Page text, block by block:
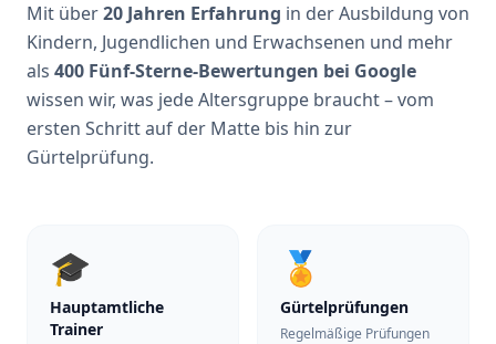
Mit über20 Jahren Erfahrung in der Ausbildung von
Kindern, Jugendlichen und Erwachsenen und mehr
als 400 Fünf-Sterne-Bewertungen bei Google
wissen wir, was jede Altersgruppe braucht – vom
ersten Schritt auf der Matte bis hin zur
Gürtelprüfung.
🎓
Hauptamtliche
Trainer
🏅
Gürtelprüfungen
Regelmäßige Prüfungen